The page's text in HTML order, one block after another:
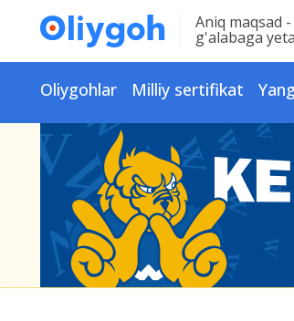
Aniq maqsad -
g'alabaga
Oliygohlar Milliy sertifikat